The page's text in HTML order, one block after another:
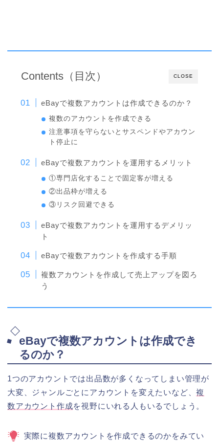
CLOSE
Contents（目次）
eBayで複数アカウントは作成できるのか？
複数のアカウントを作成できる
注意事項を守らないとサスペンドやアカウン
ト停止に
eBayで複数アカウントを運用するメリット
①専門店化することで固定客が増える
②出品枠が増える
③リスク回避できる
eBayで複数アカウントを運用するデメリッ
ト
eBayで複数アカウントを作成する手順
複数アカウントを作成して売上アップを図ろ
う
eBayで複数アカウントは作成でき
るのか？
1つのアカウントでは出品数が多くなってしまい管理が
大変、ジャンルごとにアカウントを変えたいなど、複
数アカウント作成を視野にいれる人もいるでしょう。
実際に複数アカウントを作成できるのかをみてい